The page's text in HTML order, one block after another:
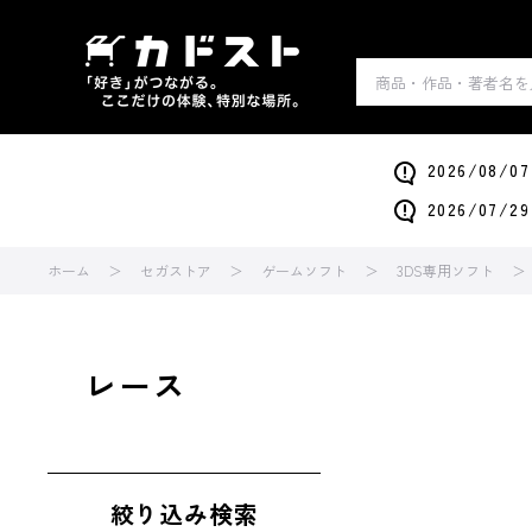
2026/08/07
2026/07/29
ホーム セガストア ゲームソフト 3DS専用ソフト
レース
絞り込み検索